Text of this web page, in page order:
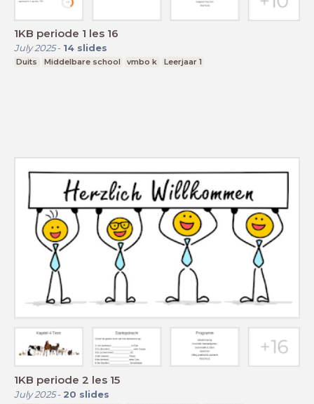
1KB periode 1 les 16
July 2025- 14 slides
Duits Middelbare school vmbo k Leerjaar 1
1KB periode 2 les 15
July 2025- 20 slides